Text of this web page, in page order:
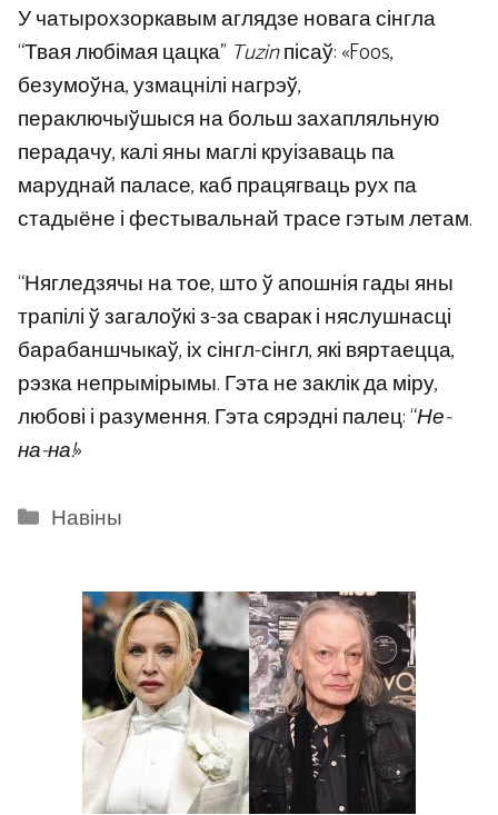
У чатырохзоркавым аглядзе новага сінгла
“Твая любімая цацка” Tuzinпісаў: «Foos,
безумоўна, узмацнілі нагрэў,
пераключыўшыся на больш захапляльную
перадачу, калі яны маглі круізаваць па
маруднай паласе, каб працягваць рух па
стадыёне і фестывальнай трасе гэтым летам.
“Нягледзячы на ​​тое, што ў апошнія гады яны
трапілі ў загалоўкі з-за сварак і няслушнасці
барабаншчыкаў, іх сінгл-сінгл, які вяртаецца,
рэзка непрымірымы. Гэта не заклік да міру,
любові і разумення. Гэта сярэдні палец: “Не-
на-на!»
Categories
Навіны